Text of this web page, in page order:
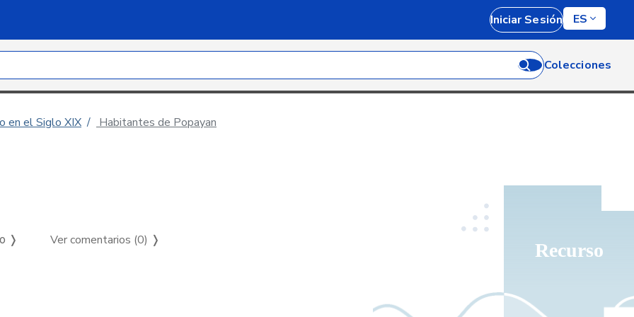
Iniciar Sesión ES
Colecciones
en el Siglo XIX Habitantes de Popayan
Recurso
❭ Ver comentarios (0) ❭